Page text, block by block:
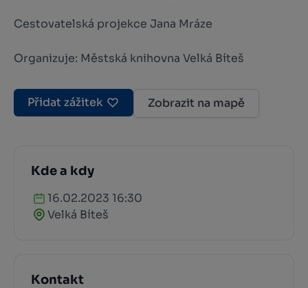
Cestovatelská projekce Jana Mráze
Organizuje: Městská knihovna Velká Bíteš
Přidat zážitek Zobrazit na mapě
Kde a kdy
16.02.2023 16:30
Velká Bíteš
Kontakt